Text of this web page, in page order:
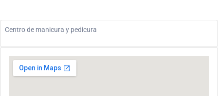
Centro de manicura y pedicura